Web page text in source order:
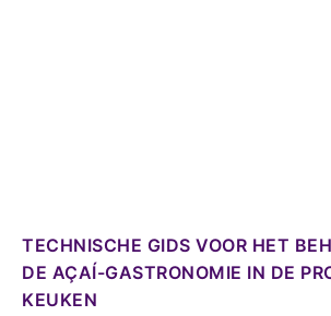
TECHNISCHE GIDS VOOR HET
DE AÇAÍ-GASTRONOMIE IN DE
KEUKEN